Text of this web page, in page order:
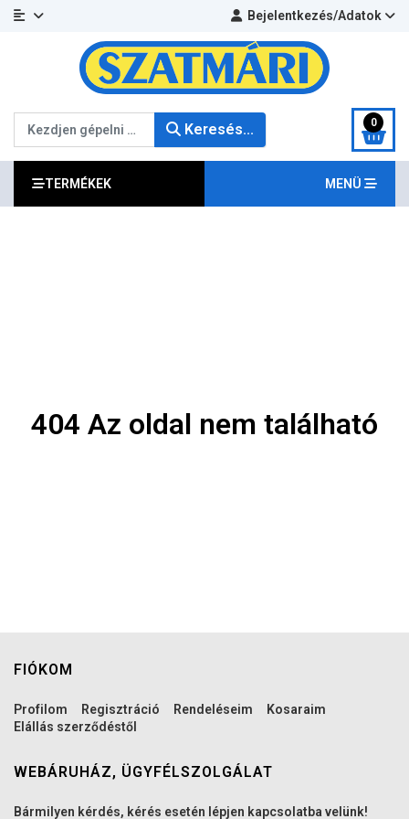
Bejelentkezés/Adatok
Keresés... 0
TERMÉKEK MENÜ
404 Az oldal nem található
FIÓKOM
Profilom Regisztráció Rendeléseim
Kosaraim
Elállás szerződéstől
WEBÁRUHÁZ, ÜGYFÉLSZOLGÁLAT
Bármilyen kérdés, kérés esetén lépjen kapcsolatba velünk!